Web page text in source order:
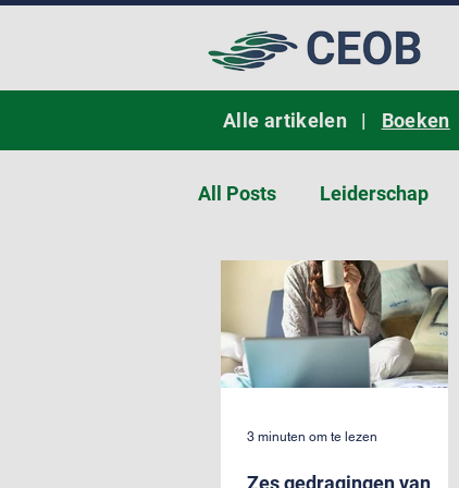
Alle artikelen | Boeken
All Posts Leiderschap
Persoonlijkheid
Zes gedragingen van
3 minuten om te lezen